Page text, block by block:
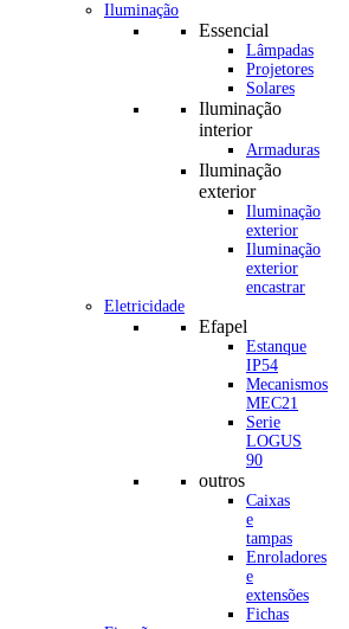
Iluminação
Essencial
Lâmpadas
Projetores
Solares
Iluminação
interior
Armaduras
Iluminação
exterior
Iluminação
exterior
Iluminação
exterior
encastrar
Eletricidade
Efapel
Estanque
IP54
Mecanismos
MEC21
Serie
LOGUS
90
outros
Caixas
e
tampas
Enroladores
e
extensões
Fichas